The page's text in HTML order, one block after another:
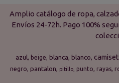
Amplio catálogo de ropa,
Envíos 24-72h. Pago 100%
azul beige blanca blanco
negro pantalon pitillo punto rayas